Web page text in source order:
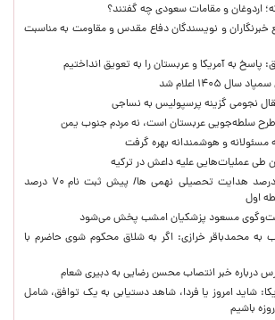
اردوغان و مقامات سعودی چه گفتند؟
خبرنگاران و نویسندگان دفاع مقدس و مقاومت به مناسبت
پاسخ به آمریکا و عربستان را به تعویق انداختیم
۱۴۰۵ اعلام شد
نجومی گزینه پرسپولیس به نساجی
طرح سلطه‌جویی عربستان است، نه مردم جنوب یمن
مسئولانه و هوشمندانه بهره گرفت
صدور بیش از ۹۰ درصد هدایت تحصیلی نهمی ها/ پیش ثبت نام ۷۰ درصد
اول
مسعود پزشکیان امشب پخش می‌شود
به محمدباقر خرازی: اگر به شلاق محکوم شوی حاضرم با
درباره خبر انتصاب محسن رضایی به دبیری شعام
شاید امروز یا فردا، شاهد دستیابی به یک توافق، شامل